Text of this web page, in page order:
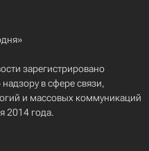
зарегистрировано
в сфере связи,
и массовых коммуникаций
2014 года.